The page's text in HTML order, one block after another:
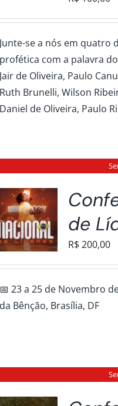
Junte-se a nós em quatro
profética com a palavra
Jair de Oliveira, Paulo
Ruth Brunelli, Wilson
Daniel de Oliveira, Paulo
de
R$200,00
📅 23 a 25 de Novembro
da Bênção, Brasília, DF